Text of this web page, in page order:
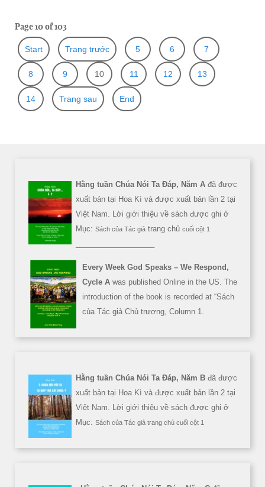
Page 10 of 103
Start Trang trước 5 6 7
8 9 10 11 12 13
14 Trang sau End
Hằng tuần Chúa Nói Ta Đáp, Năm A đã được
xuất bản tại Hoa Kì và được xuất bản lần 2 tại
Việt Nam. Lời giới thiệu về sách được ghi ở
Mục: Sách của Tác giả trang chủ cuối cột 1
Every Week God Speaks – We Respond,
Cycle A was published Online in the US. The
introduction of the book is recorded at “Sách
của Tác giả Chủ trương, Column 1.
Hằng tuần Chúa Nói Ta Đáp, Năm B đã được
xuất bản tại Hoa Kì và được xuất bản lần 2 tại
Việt Nam. Lời giới thiệu về sách được ghi ở
Mục: Sách của Tác giả trang chủ cuối cột 1